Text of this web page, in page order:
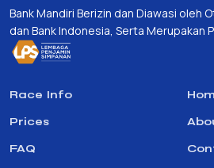
Bank Mandiri Berizin dan Diawasi oleh
dan Bank Indonesia, Serta Merupakan
Race Info
Prices
FAQ